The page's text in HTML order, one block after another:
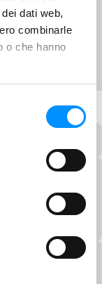
dati web,
combinarle
o che hanno